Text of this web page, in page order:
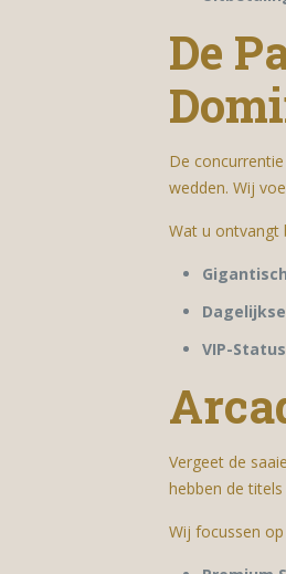
De
De
wedden. Wij
Wat u ontvangt
VIP-
Vergeet de
hebben de
Wij focussen